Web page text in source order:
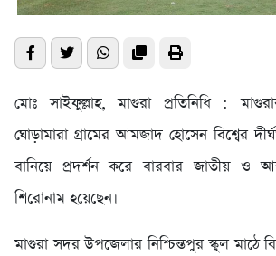
মোঃ সাইফুল্লাহ, মাগুরা প্রতিনিধি :
ঘোড়ামারা গ্রামের আমজাদ হোসেন বিশ্বের
বানিয়ে প্রদর্শন করে বারবার জাতীয় ও
শিরোনাম হয়েছেন।
মাগুরা সদর উপজেলার নিশ্চিন্তপুর স্কুল মাঠে